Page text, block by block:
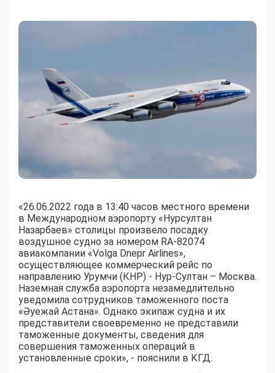
«26.06.2022 года в 13:40 часов местного времени
в Международном аэропорту «Нурсултан
Назарбаев» столицы произвело посадку
воздушное судно за номером RA-82074
авиакомпании «Volga Dnepr Airlines»,
осуществляющее коммерческий рейс по
направлению Урумчи (КНР) - Нур-Султан – Москва.
Наземная служба аэропорта незамедлительно
уведомила сотрудников таможенного поста
«Әуежай Астана». Однако экипаж судна и их
представители своевременно не представили
таможенные документы, сведения для
совершения таможенных операций в
установленные сроки», - пояснили в КГД.